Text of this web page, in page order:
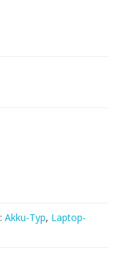
Akku-Typ, Laptop-